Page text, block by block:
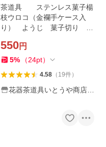
茶道具 ステンレス菓子楊
枝ウロコ（金襴手ケース入
り） ようじ 菓子切り 黒
550円
5% （24pt）
4.58（ 19件）
花器茶道具いとうや商店ヤ